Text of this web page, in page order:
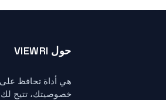
حول VIEWRI
خصوصيتك، تتيح